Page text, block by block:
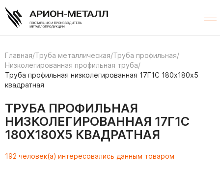
Главная/Труба металлическая/Труба профильная/
Низколегированная профильная труба/
Труба профильная низколегированная 17Г1С 180х180х5
квадратная
ТРУБА ПРОФИЛЬНАЯ
НИЗКОЛЕГИРОВАННАЯ 17Г1С
180Х180Х5 КВАДРАТНАЯ
192 человек(а) интересовались данным товаром